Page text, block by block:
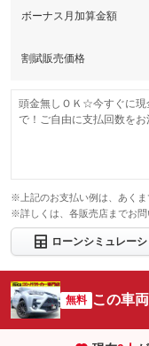
ボーナス月加算金額
割賦販売価格
頭金無しＯＫ☆今すぐに現
で！ご自由に支払回数を
※上記のお支払い例は、あくま
※詳しくは、各販売店までお問
ローンシミュレー
無料 この車